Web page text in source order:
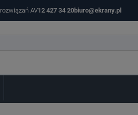
AV12 427 34 20biuro@ekrany.pl